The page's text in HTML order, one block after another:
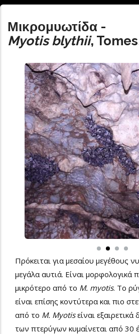
Μικρομυωτίδα -
Myotis blythii,
Πρόκειται για μεσαίου μεγέθους
μεγάλα αυτιά. Είναι μορφολογικά
μικρότερο από το M. myotis. Το
είναι επίσης κοντύτερα και πιο
από το M. Myotisείναι
των πτερύγων κυμαίνεται από 30